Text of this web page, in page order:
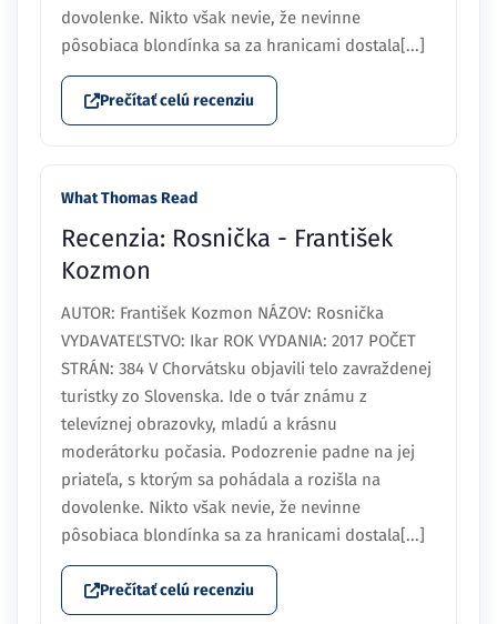
dovolenke. Nikto však nevie, že nevinne
pôsobiaca blondínka sa za hranicami dostala[...]
Prečítať celú recenziu
What Thomas Read
Recenzia: Rosnička - František
Kozmon
AUTOR: František Kozmon NÁZOV: Rosnička
VYDAVATEĽSTVO: Ikar ROK VYDANIA: 2017 POČET
STRÁN: 384 V Chorvátsku objavili telo zavraždenej
turistky zo Slovenska. Ide o tvár známu z
televíznej obrazovky, mladú a krásnu
moderátorku počasia. Podozrenie padne na jej
priateľa, s ktorým sa pohádala a rozišla na
dovolenke. Nikto však nevie, že nevinne
pôsobiaca blondínka sa za hranicami dostala[...]
Prečítať celú recenziu